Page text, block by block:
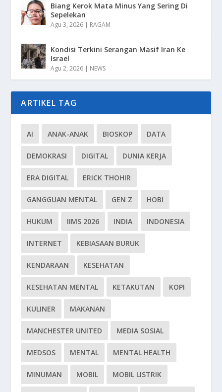
Biang Kerok Mata Minus Yang Sering Di
Sepelekan
Agu 3, 2026 | RAGAM
Kondisi Terkini Serangan Masif Iran Ke
Israel
Agu 2, 2026 | NEWS
ARTIKEL TAG
AI ANAK-ANAK BIOSKOP DATA
DEMOKRASI DIGITAL DUNIA KERJA
ERA DIGITAL ERICK THOHIR
GANGGUAN MENTAL GEN Z HOBI
HUKUM IIMS 2026 INDIA INDONESIA
INTERNET KEBIASAAN BURUK
KENDARAAN KESEHATAN
KESEHATAN MENTAL KETAKUTAN KOPI
KULINER MAKANAN
MANCHESTER UNITED MEDIA SOSIAL
MEDSOS MENTAL MENTAL HEALTH
MINUMAN MOBIL MOBIL LISTRIK